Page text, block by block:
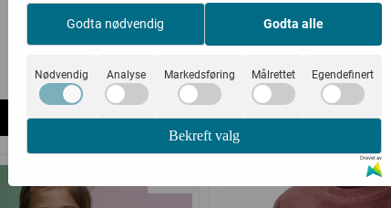
Gullkorn
349,- 175,-
Kjøp
Gullkorn
399,- 200,-
Kjøp
Godta nødvendig Godta alle
Nødvendig Analyse Markedsføring Målrettet Egendefinert
Bekreft valg
Drevet av